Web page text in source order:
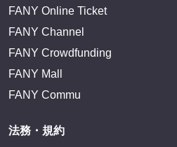
FANY Online Ticket
FANY Channel
FANY Crowdfunding
FANY Mall
FANY Commu
法務・規約